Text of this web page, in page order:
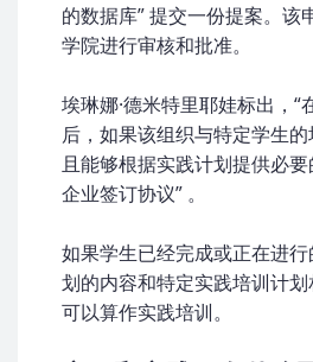
的数据库” 提交一份提案。该
学院进行审核和批准。
埃琳娜·德米特里耶娃标出，“
后，如果该组织与特定学生
且能够根据实践计划提供必
企业签订协议” 。
如果学生已经完成或正在进
划的内容和特定实践培训计
可以算作实践培训。